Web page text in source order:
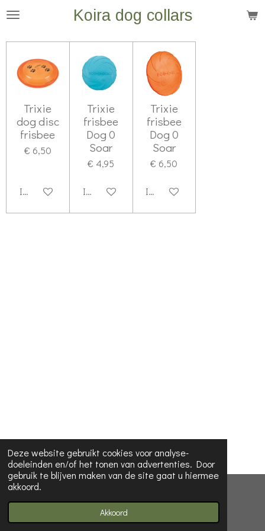
Deze website gebruikt cookies voor analyse-
doeleinden en/of het tonen van advertenties. Door
gebruik te blijven maken van de site gaat u hiermee
akkoord.
Akkoord
Ga
hoofdinhoud
Koira dog collars
Trixie
dog disc
frisbee
€ 6,50
In winkelwagen
Trixie
frisbee
Dog 0
Soar
€ 4,95
In winkelwagen
Trixie
frisbee
Dog 0
Soar
€ 6,50
In winkelwagen
© 2023 - 2026 Koira dog collars